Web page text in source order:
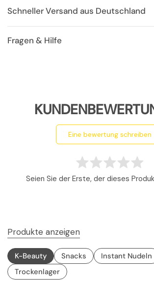
Schneller Versand aus Deutschland
Fragen & Hilfe
eine bewertung schreiben
Seien Sie der Erste, der dieses
Produkte anzeigen
K-Beauty Snacks
Instant Nudeln
Trockenlager